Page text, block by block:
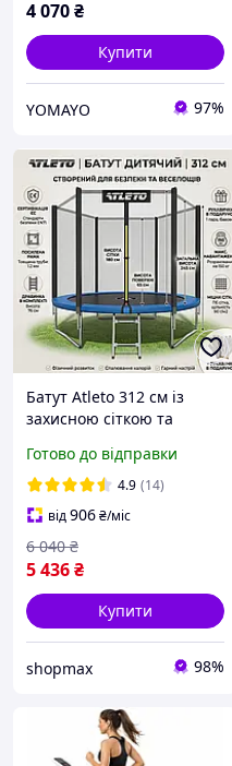
4 070₴
Купити
YOMAYO 97%
Батут Atleto 312 см із
захисною сіткою та
(навантаження до 150 кг)
для дітей та дорослих
Готово до відправки
4.9 (14)
від906₴/міс
5 436₴
6 040 ₴
Купити
shopmax 98%